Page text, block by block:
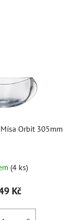
Orbit 305mm
hodnocení
produktu
5,0
(4 ks)
Kč